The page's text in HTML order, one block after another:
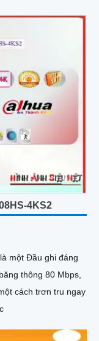
4KS2
một Đầu ghi đáng
cách trơn tru ngay